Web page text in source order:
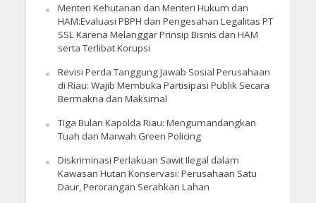
Menteri Kehutanan dan Menteri Hukum dan
HAM:Evaluasi PBPH dan Pengesahan Legalitas PT
SSL Karena Melanggar Prinsip Bisnis dan HAM
serta Terlibat Korupsi
Revisi Perda Tanggung Jawab Sosial Perusahaan
di Riau: Wajib Membuka Partisipasi Publik Secara
Bermakna dan Maksimal
Tiga Bulan Kapolda Riau: Mengumandangkan
Tuah dan Marwah Green Policing
Diskriminasi Perlakuan Sawit Ilegal dalam
Kawasan Hutan Konservasi: Perusahaan Satu
Daur, Perorangan Serahkan Lahan